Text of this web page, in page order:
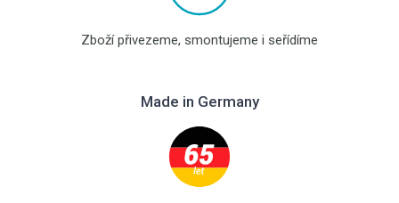
Zboží přivezeme, smontujeme i seřídíme
Made in Germany